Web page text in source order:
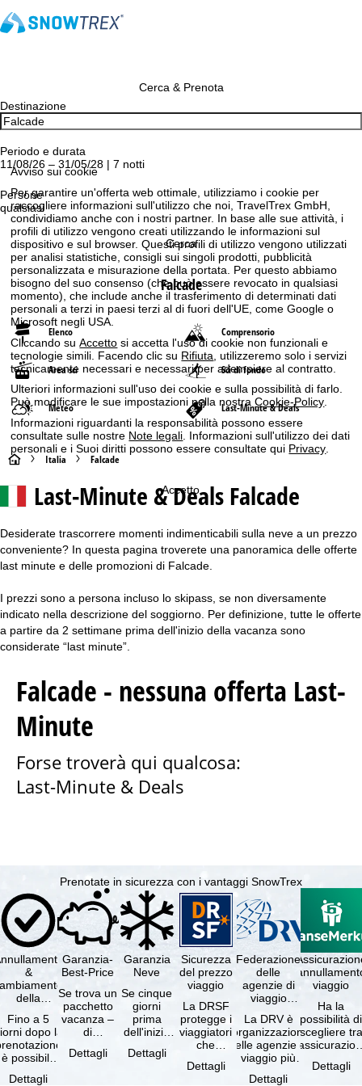
Avviso sui cookie
Per garantire un'offerta web ottimale, utilizziamo i cookie per
raccogliere informazioni sull'utilizzo che noi, TravelTrex GmbH,
condividiamo anche con i nostri partner. In base alle sue attività, i
profili di utilizzo vengono creati utilizzando le informazioni sul
dispositivo e sul browser. Questi profili di utilizzo vengono utilizzati
per analisi statistiche, consigli sui singoli prodotti, pubblicità
personalizzata e misurazione della portata. Per questo abbiamo
bisogno del suo consenso (che può essere revocato in qualsiasi
momento), che include anche il trasferimento di determinati dati
personali a terzi in paesi terzi al di fuori dell'UE, come Google o
Microsoft negli USA.
Cliccando suAccetto si accetta l'uso di cookie non funzionali e
tecnologie simili. Facendo clic su Rifiuta, utilizzeremo solo i servizi
tecnicamente necessari e necessari per adempiere al contratto.
Ulteriori informazioni sull'uso dei cookie e sulla possibilità di farlo.
Può modificare le sue impostazioni nella nostraCookie-Policy
Informazioni riguardanti la responsabilità possono essere
consultate sulle nostre Note legali . Informazioni sull'utilizzo dei dati
personali e i Suoi diritti possono essere consultate qui Privacy
Accetto
Cerca & Prenota
Destinazione
Periodo e durata
11/08/26 – 31/05/28 | 7 notti
Persone
qualsiasi
Cerca
Falcade
Elenco Comprensorio
Area sci Sci di fondo
Meteo Last-Minute & Deals
H
e
a
e
Italia Falcade
Last-Minute & Deals Falcade
Desiderate trascorrere momenti indimenticabili sulla neve a un prezzo
conveniente? In questa pagina troverete una panoramica delle offerte
last minute e delle promozioni di Falcade.
I prezzi sono a persona incluso lo skipass, se non diversamente
indicato nella descrizione del soggiorno. Per definizione, tutte le offerte
a partire da 2 settimane prima dell'inizio della vacanza sono
considerate “last minute”.
Falcade - nessuna offerta Last-
Minute
Forse troverà qui qualcosa:
Last-Minute & Deals
Prenotate in sicurezza con i vantaggi SnowTrex
&
della
gratuiti
Fino a 5
dopo la
è possibile
Dettagli
Garanzia-
Best-Price
Se trova un
pacchetto
vacanza –
di
e servizi
Dettagli
Garanzia
Neve
Se cinque
giorni
prima
dell'inizio
soggiorno
Dettagli
Sicurezza
del prezzo
viaggio
La DRSF
protegge i
viaggiatori
che
un
Dettagli
Federazione
delle
agenzie di
viaggio
La DRV è
l'organizzazione
delle agenzie di
viaggio più
Dettagli
viaggio
Ha la
possibilità di
scegliere tra
viaggio
Dettagli